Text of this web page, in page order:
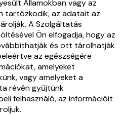
Államokban vagy az
tartózkodik, az adatait az
A Szolgáltatás
Ön elfogadja, hogy az
és ott tárolhatják
az egészségére
amelyeket
vagy amelyeket a
révén gyűjtünk
felhasználó, az információit